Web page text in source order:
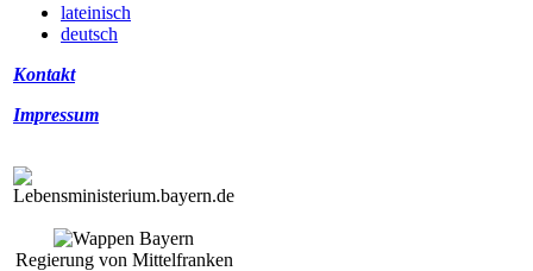
lateinisch
deutsch
Kontakt
Impressum
Regierung von Mittelfranken